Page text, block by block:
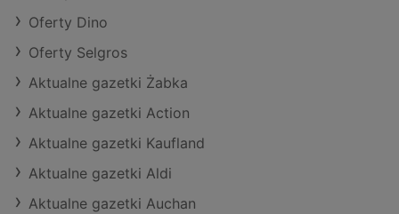
Oferty Dino
Oferty Selgros
Aktualne gazetki Żabka
Aktualne gazetki Action
Aktualne gazetki Kaufland
Aktualne gazetki Aldi
Aktualne gazetki Auchan